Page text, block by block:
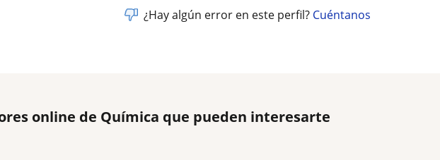
¿Hay algún error en este perfil? Cuéntanos
online de Química que pueden interesarte